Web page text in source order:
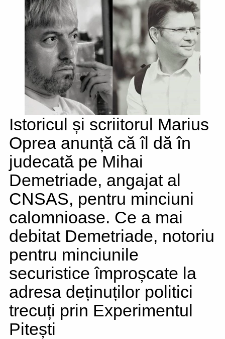
Istoricul și scriitorul Marius
Oprea anunță că îl dă în
judecată pe Mihai
Demetriade, angajat al
CNSAS, pentru minciuni
calomnioase. Ce a mai
debitat Demetriade, notoriu
pentru minciunile
securistice împroșcate la
adresa deținuților politici
trecuți prin Experimentul
Pitești